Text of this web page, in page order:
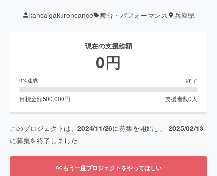
kansaigakurendance 舞台・パフォーマンス 兵庫県
現在の支援総額
0円
0%達成 終了
目標金額500,000円 支援者数0 人
このプロジェクトは、 2024/11/26に募集を開始し、 2025/02/13
に募集を終了しました
もう一度プロジェクトをやってほしい